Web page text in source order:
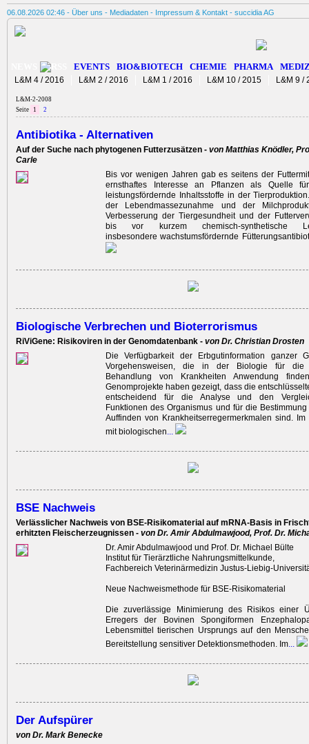
06.08.2026 02:46 - Über uns - Mediadaten - Impressum & Kontakt - succidia AG
EVENTS BIO&BIOTECH CHEMIE PHARMA
L&M 4 / 2016 L&M 2 / 2016 L&M 1 / 2016 L&M 10 / 2015 L&M 9 /
L&M-2-2008
Seite
1 2
Antibiotika - Alternativen
Auf der Suche nach phytogenen Futterzusätzen - von Matthias Knödler,
Carle
Bis vor wenigen Jahren gab es seitens der
ernsthaftes Interesse an Pflanzen als Quelle
leistungsfördernde Inhaltsstoffe in der
der Lebendmassezunahme und der
Verbesserung der Tiergesundheit und der
bis vor kurzem chemisch-synthetische
insbesondere wachstumsfördernde
Biologische Verbrechen und Bioterrorismus
RiViGene: Risikoviren in der Genomdatenbank - von Dr. Christian Drosten
Die Verfügbarkeit der Erbgutinformation ganzer
Vorgehensweisen, die in der Biologie für die
Behandlung von Krankheiten Anwendung
Genomprojekte haben gezeigt, dass die
entscheidend für die Analyse und den
Funktionen des Organismus und für die
Auffinden von Krankheitserregermerkmalen sind. Im
mit biologischen...
BSE Nachweis
Verlässlicher Nachweis von BSE-Risikomaterial auf mRNA-Basis in
erhitzten Fleischerzeugnissen - von Dr. Amir Abdulmawjood, Prof. Dr.
Dr. Amir Abdulmawjood und Prof. Dr. Michael Bülte
Institut für Tierärztliche Nahrungsmittelkunde,
Fachbereich Veterinärmedizin Justus-Liebig-
Neue Nachweismethode für BSE-Risikomaterial
Die zuverlässige Minimierung des Risikos einer
Erregers der Bovinen Spongiformen
Lebensmittel tierischen Ursprungs auf den
Bereitstellung sensitiver Detektionsmethoden. Im...
Der Aufspürer
von Dr. Mark Benecke